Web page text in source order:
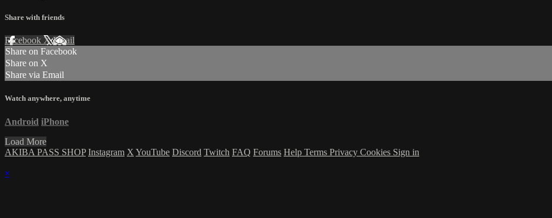
Share with friends
Facebook XEmail
Share on Facebook
Share on X
Share via Email
Watch anywhere, anytime
Android iPhone
Load More
AKIBA PASS SHOP Instagram X YouTube Discord Twitch FAQ Forums Help Terms Privacy Cookies Sign in
×